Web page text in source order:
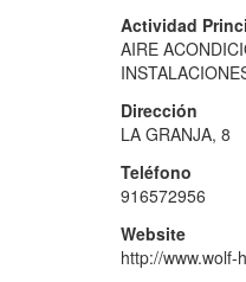
Actividad
AIRE
Dirección
LA GRANJA, 8
Teléfono
916572956
Website
http://www.wolf-